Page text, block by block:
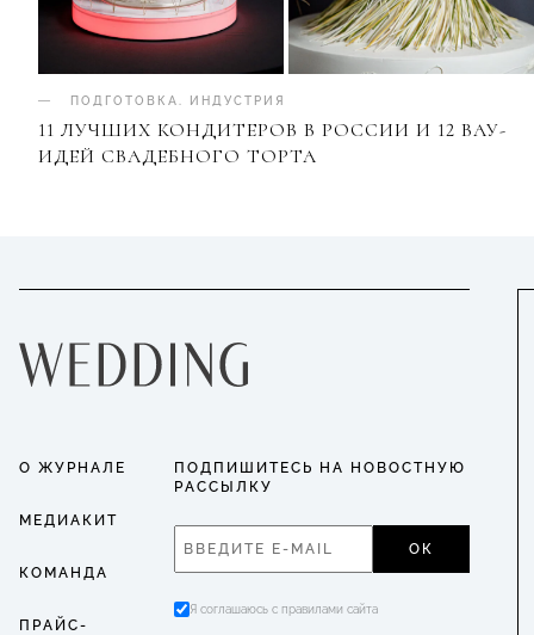
ПОДГОТОВКА ИНДУСТРИЯ
11 ЛУЧШИХ КОНДИТЕРОВ В РОССИИ И 12 ВАУ-
ИДЕЙ СВАДЕБНОГО ТОРТА
О ЖУРНАЛЕ
МЕДИАКИТ
КОМАНДА
ПРАЙС-
ПОДПИШИТЕСЬ НА НОВОСТНУЮ
РАССЫЛКУ
ОК
Я соглашаюсь с правилами сайта